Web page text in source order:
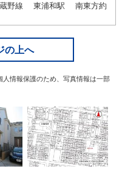
蔵野線 東浦和駅 南東方約
の上へ
人情報保護のため、写真情報は一部